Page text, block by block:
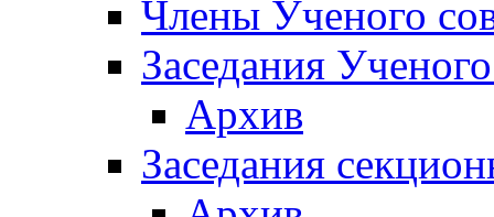
Члены Ученого
Заседания
Архив
Заседания